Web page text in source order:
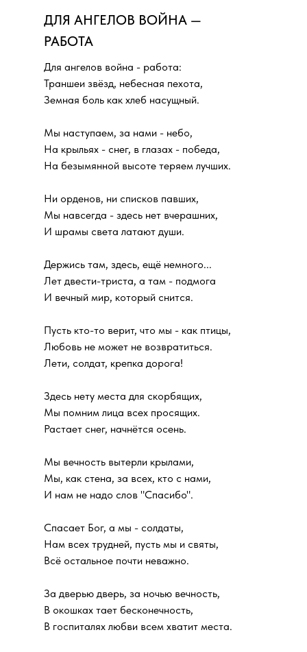
ДЛЯ АНГЕЛОВ ВОЙНА —
РАБОТА
Для ангелов война - работа:
Траншеи звёзд, небесная пехота,
Земная боль как хлеб насущный.
Мы наступаем, за нами - небо,
На крыльях - снег, в глазах - победа,
На безымянной высоте теряем лучших.
Ни орденов, ни списков павших,
Мы навсегда - здесь нет вчерашних,
И шрамы света латают души.
Держись там, здесь, ещё немного...
Лет двести-триста, а там - подмога
И вечный мир, который снится.
Пусть кто-то верит, что мы - как птицы,
Любовь не может не возвратиться.
Лети, солдат, крепка дорога!
Здесь нету места для скорбящих,
Мы помним лица всех просящих.
Растает снег, начнётся осень.
Мы вечность вытерли крылами,
Мы, как стена, за всех, кто с нами,
И нам не надо слов "Спасибо".
Спасает Бог, а мы - солдаты,
Нам всех трудней, пусть мы и святы,
Всё остальное почти неважно.
За дверью дверь, за ночью вечность,
В окошках тает бесконечность,
В госпиталях любви всем хватит места.